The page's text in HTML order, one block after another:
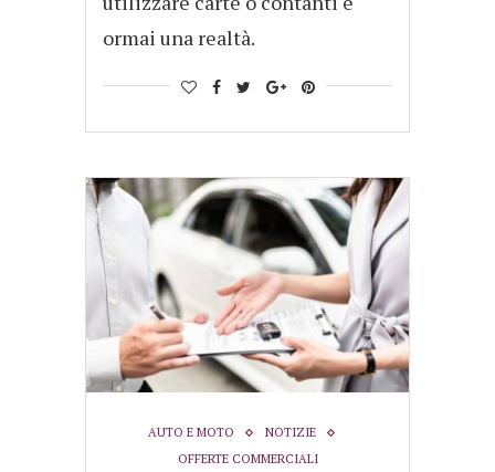
ormai una realtà.
AUTO E MOTO
NOTIZIE
OFFERTE COMMERCIALI